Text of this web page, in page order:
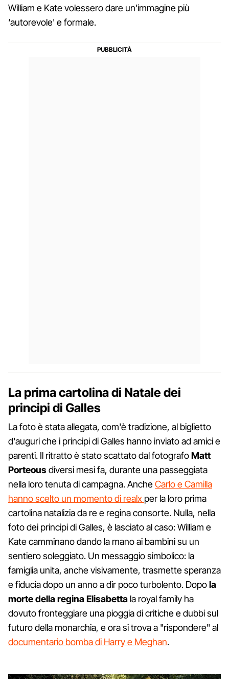
William e Kate volessero dare un'immagine più
‘autorevole' e formale.
La prima cartolina di Natale dei
principi di Galles
La foto è stata allegata, com'è tradizione, al biglietto
d'auguri che i principi di Galles hanno inviato ad amici e
parenti. Il ritratto è stato scattato dal fotografoMatt
Porteousdiversi mesi fa, durante una passeggiata
nella loro tenuta di campagna. AncheCarlo e Camilla
hanno scelto un momento di realx per la loro prima
cartolina natalizia da re e regina consorte. Nulla, nella
foto dei principi di Galles, è lasciato al caso: William e
Kate camminano dando la mano ai bambini su un
sentiero soleggiato. Un messaggio simbolico: la
famiglia unita, anche visivamente, trasmette speranza
e fiducia dopo un anno a dir poco turbolento. Dopola
morte della regina Elisabetta la royal family ha
dovuto fronteggiare una pioggia di critiche e dubbi sul
futuro della monarchia, e ora si trova a "rispondere" al
documentario bomba di Harry e Meghan.